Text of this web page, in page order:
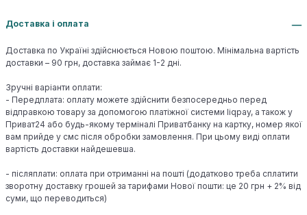
Доставка і оплата
Доставка по Україні здійснюється Новою поштою. Мінімальна вартість
доставки – 90 грн, доставка займає 1-2 дні.
Зручні варіанти оплати:
- Передплата: оплату можете здійснити безпосередньо перед
відправкою товару за допомогою платіжної системи liqpay, а також у
Приват24 або будь-якому терміналі Приватбанку на картку, номер якої
вам прийде у смс після обробки замовлення. При цьому виді оплати
вартість доставки найдешевша.
- післяплати: оплата при отриманні на пошті (додатково треба сплатити
зворотну доставку грошей за тарифами Нової пошти: це 20 грн + 2% від
суми, що переводиться)